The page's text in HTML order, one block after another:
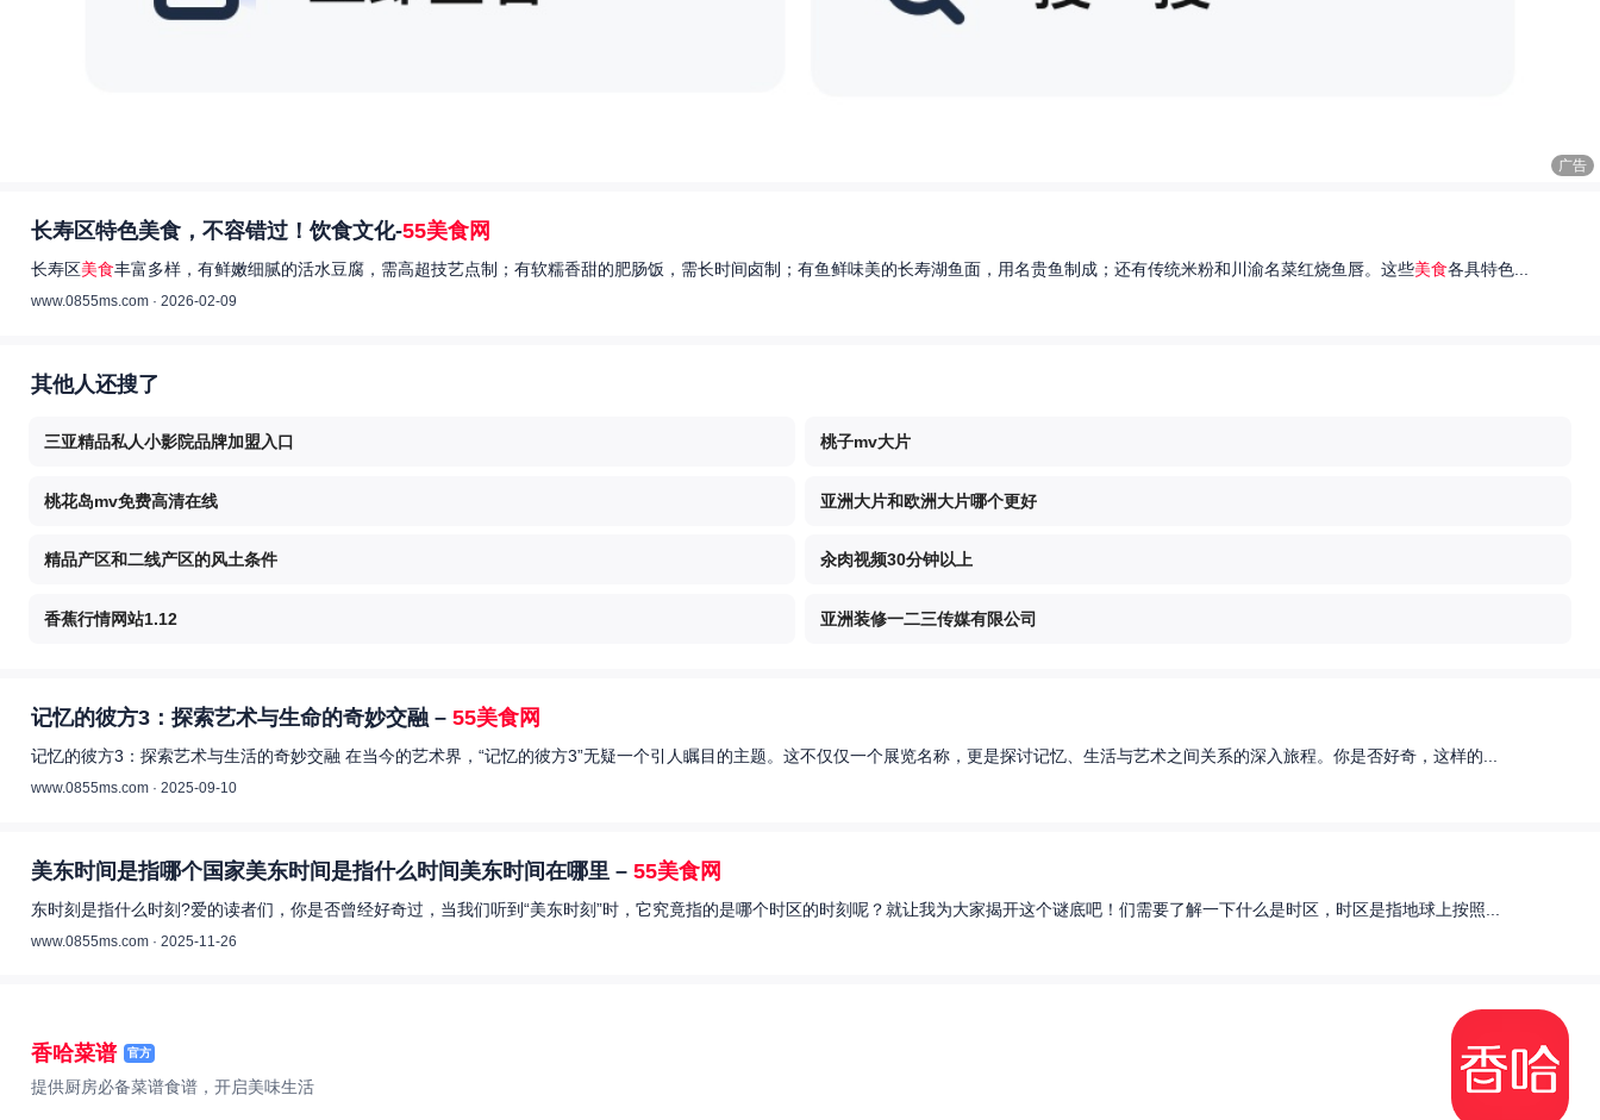
广告
长寿区特色美食，不容错过！饮食文化-55美食网
长寿区美食丰富多样，有鲜嫩细腻的活水豆腐，需高超技艺点制；有软糯香甜的肥肠饭，需长时间卤制；有鱼鲜味美的长寿湖鱼面，用名贵鱼制成；还有传统米粉和川渝名菜红烧鱼唇。这些美食各具特色...
www.0855ms.com · 2026-02-09
其他人还搜了
三亚精品私人小影院品牌加盟入口 桃子mv大片
桃花岛mv免费高清在线 亚洲大片和欧洲大片哪个更好
精品产区和二线产区的风土条件 汆肉视频30分钟以上
香蕉行情网站1.12 亚洲装修一二三传媒有限公司
记忆的彼方3：探索艺术与生命的奇妙交融 – 55美食网
记忆的彼方3：探索艺术与生活的奇妙交融 在当今的艺术界，“记忆的彼方3”无疑一个引人瞩目的主题。这不仅仅一个展览名称，更是探讨记忆、生活与艺术之间关系的深入旅程。你是否好奇，这样的...
www.0855ms.com · 2025-09-10
美东时间是指哪个国家美东时间是指什么时间美东时间在哪里 – 55美食网
东时刻是指什么时刻?爱的读者们，你是否曾经好奇过，当我们听到“美东时刻”时，它究竟指的是哪个时区的时刻呢？就让我为大家揭开这个谜底吧！们需要了解一下什么是时区，时区是指地球上按照...
www.0855ms.com · 2025-11-26
香哈菜谱 官方
提供厨房必备菜谱食谱，开启美味生活